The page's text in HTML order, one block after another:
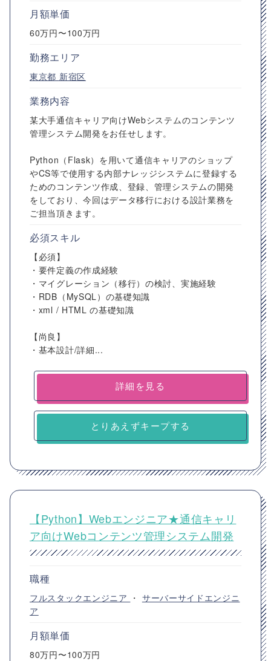
月額単価
60万円〜100万円
勤務エリア
東京都 新宿区
業務内容
某大手通信キャリア向けWebシステムのコンテンツ
管理システム開発をお任せします。
Python（Flask）を用いて通信キャリアのショップ
やCS等で使用する内部ナレッジシステムに登録する
ためのコンテンツ作成、登録、管理システムの開発
をしており、今回はデータ移行における設計業務を
ご担当頂きます。
必須スキル
【必須】
・要件定義の作成経験
・マイグレーション（移行）の検討、実施経験
・RDB（MySQL）の基礎知識
・xml / HTML の基礎知識
【尚良】
・基本設計/詳細...
詳細を見る
とりあえずキープする
【Python】Webエンジニア★通信キャリ
ア向けWebコンテンツ管理システム開発
職種
フルスタックエンジニア ・ サーバーサイドエンジニ
ア
月額単価
80万円〜100万円